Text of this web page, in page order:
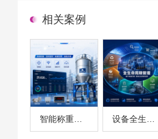
相关案例
智能称重系统案例 设备全生命周期管理案例